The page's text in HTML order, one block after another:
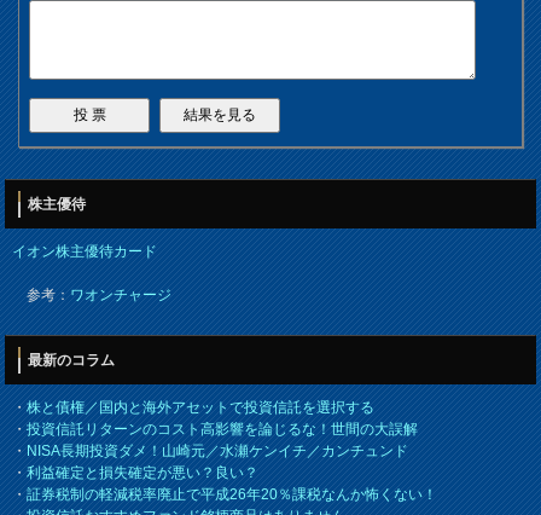
株主優待
イオン株主優待カード
参考：ワオンチャージ
最新のコラム
・株と債権／国内と海外アセットで投資信託を選択する
・投資信託リターンのコスト高影響を論じるな！世間の大誤解
・NISA長期投資ダメ！山崎元／水瀬ケンイチ／カンチュンド
・利益確定と損失確定が悪い？良い？
・証券税制の軽減税率廃止で平成26年20％課税なんか怖くない！